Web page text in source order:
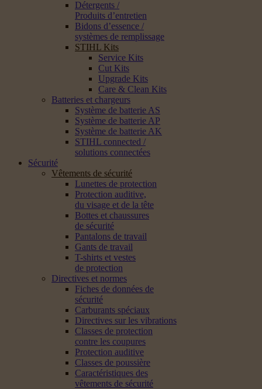
Détergents /
Produits d’entretien
Bidons d’essence /
systèmes de remplissage
STIHL Kits
Service Kits
Cut Kits
Upgrade Kits
Care & Clean Kits
Batteries et chargeurs
Système de batterie AS
Système de batterie AP
Système de batterie AK
STIHL connected /
solutions connectées
Sécurité
Vêtements de sécurité
Lunettes de protection
Protection auditive,
du visage et de la tête
Bottes et chaussures
de sécurité
Pantalons de travail
Gants de travail
T-shirts et vestes
de protection
Directives et normes
Fiches de données de
sécurité
Carburants spéciaux
Directives sur les vibrations
Classes de protection
contre les coupures
Protection auditive
Classes de poussière
Caractéristiques des
vêtements de sécurité